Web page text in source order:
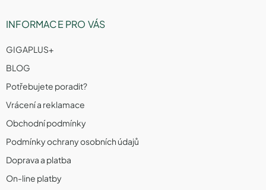
INFORMACE PRO VÁS
GIGAPLUS+
BLOG
Potřebujete poradit?
Vrácení a reklamace
Obchodní podmínky
Podmínky ochrany osobních údajů
Doprava a platba
On-line platby